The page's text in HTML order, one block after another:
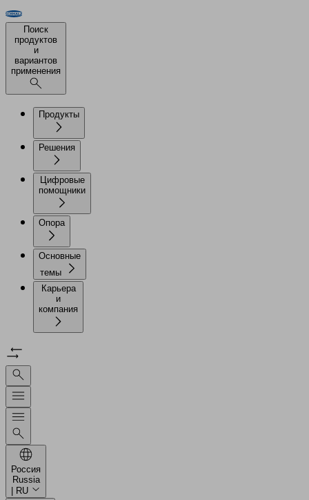
Поиск
продуктов
и
вариантов
применения
Продукты
Решения
Цифровые
помощники
Опора
Основные
темы
Карьера
и
компания
Россия
Russia
| RU